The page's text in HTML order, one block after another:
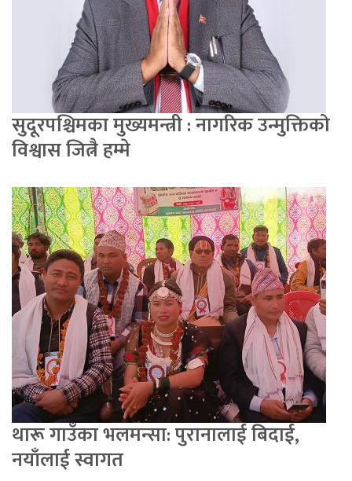
सुदूरपश्चिमका मुख्यमन्त्री : नागरिक उन्मुक्तिको
विश्वास जित्नै हम्मे
थारू गाउँका भलमन्सा: पुरानालाई बिदाई,
नयाँलाई स्वागत